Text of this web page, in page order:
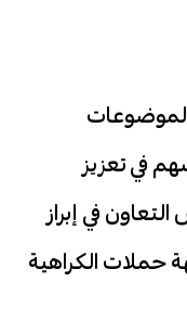
في تعزيز
في إبراز
حملات الكراهية